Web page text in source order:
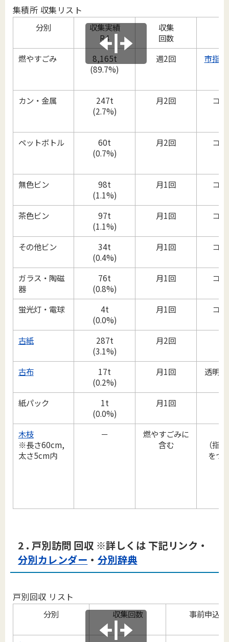
集積所 収集リスト
分別
収集実績
R4
収集
回数
燃やすごみ
8,165t
(89.7%)
週2回 市指
カン・金属
247t
(2.7%)
月2回 コ
ペットボトル
60t
(0.7%)
月2回 コ
無色ビン
98t
(1.1%)
月1回 コ
茶色ビン
97t
(1.1%)
月1回 コ
その他ビン
34t
(0.4%)
月1回 コ
ガラス・陶磁
器
76t
(0.8%)
月1回 コ
蛍光灯・電球
4t
(0.0%)
月1回 コ
古紙
287t
(3.1%)
月2回
古布
17t
(0.2%)
月1回
透明
紙パック
1t
(0.0%)
月1回
木枝
※長さ60cm,
太さ5cm内
－
燃やすごみに
含む
（指
をつ
2 . 戸別訪問 回収 ※詳しくは 下記リンク・
分別カレンダー ・ 分別辞典
戸別回収 リスト
分別 収集回数 事前申込